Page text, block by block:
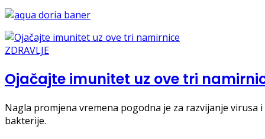
ZDRAVLJE
Ojačajte imunitet uz ove tri
Nagla promjena vremena pogodna je za razvijanje
bakterije.